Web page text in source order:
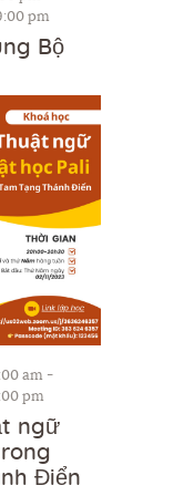
h
a
n
d
V
i
e
w
s
N
a
v
i
g
i
o
n
pm
Bộ
am -
pm
ngữ
Điển